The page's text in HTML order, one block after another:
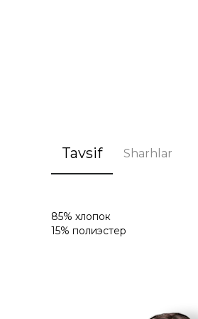
Tavsif Sharhlar
85% хлопок
15% полиэстер